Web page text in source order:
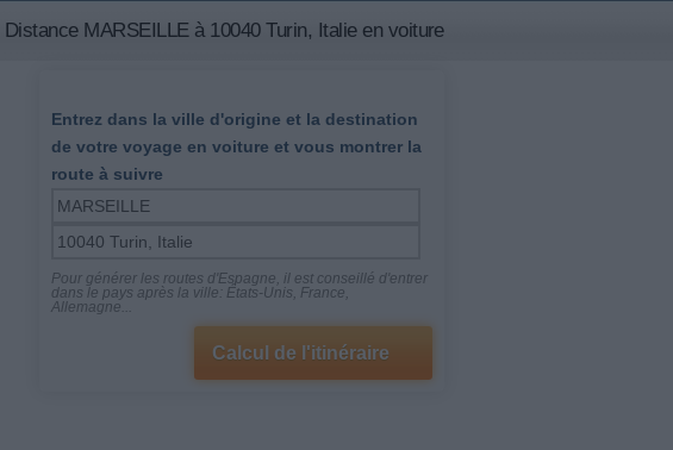
Distance MARSEILLE à 10040 Turin, Italie en voiture
Entrez dans la ville d'origine et la destination
de votre voyage en voiture et vous montrer la
route à suivre
Pour générer les routes d'Espagne, il est conseillé d'entrer
dans le pays après la ville: États-Unis, France,
Allemagne...